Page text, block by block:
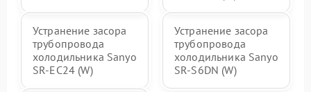
Устранение засора
трубопровода
холодильника Sanyo
SR-EC24 (W)
Устранение засора
трубопровода
холодильника Sanyo
SR-S6DN (W)